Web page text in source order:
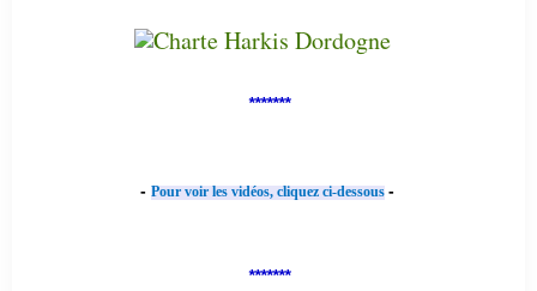
*******
- Pour voir les vidéos, cliquez ci-dessous -
*******